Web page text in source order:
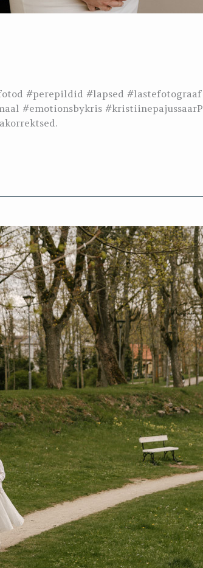
#perepildid #lapsed
#emotionsbykris